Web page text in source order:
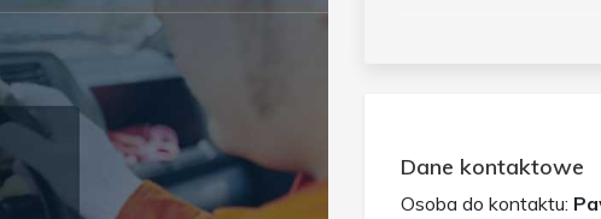
Dane kontaktowe
Osoba do kontaktu: